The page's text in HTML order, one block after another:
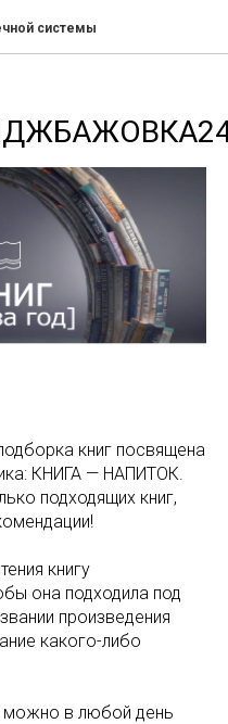
системы
книг посвящена
КНИГА — НАПИТОК.
подходящих книг,
книгу
она подходила под
произведения
какого-либо
можно в любой день